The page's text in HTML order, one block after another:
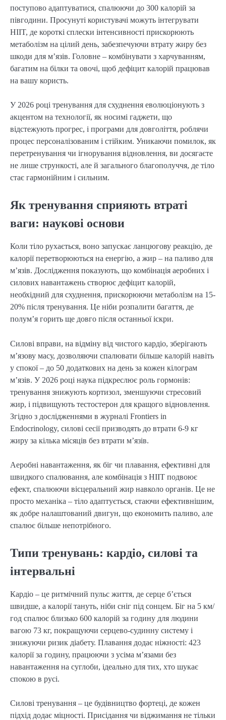
поступово адаптуватися, спалюючи до 300 калорій за
півгодини. Просунуті користувачі можуть інтегрувати
HIIT, де короткі сплески інтенсивності прискорюють
метаболізм на цілий день, забезпечуючи втрату жиру без
шкоди для м’язів. Головне – комбінувати з харчуванням,
багатим на білки та овочі, щоб дефіцит калорій працював
на вашу користь.
У 2026 році тренування для схуднення еволюціонують з
акцентом на технології, як носимі гаджети, що
відстежують прогрес, і програми для довголіття, роблячи
процес персоналізованим і стійким. Уникаючи помилок, як
перетренування чи ігнорування відновлення, ви досягаєте
не лише стрункості, але й загального благополуччя, де тіло
стає гармонійним і сильним.
Як тренування сприяють втраті
ваги: наукові основи
Коли тіло рухається, воно запускає ланцюгову реакцію, де
калорії перетворюються на енергію, а жир – на паливо для
м’язів. Дослідження показують, що комбінація аеробних і
силових навантажень створює дефіцит калорій,
необхідний для схуднення, прискорюючи метаболізм на 15-
20% після тренування. Це ніби розпалити багаття, де
полум’я горить ще довго після останньої іскри.
Силові вправи, на відміну від чистого кардіо, зберігають
м’язову масу, дозволяючи спалювати більше калорій навіть
у спокої – до 50 додаткових на день за кожен кілограм
м’язів. У 2026 році наука підкреслює роль гормонів:
тренування знижують кортизол, зменшуючи стресовий
жир, і підвищують тестостерон для кращого відновлення.
Згідно з дослідженнями в журналі Frontiers in
Endocrinology, силові сесії призводять до втрати 6-9 кг
жиру за кілька місяців без втрати м’язів.
Аеробні навантаження, як біг чи плавання, ефективні для
швидкого спалювання, але комбінація з HIIT подвоює
ефект, спалюючи вісцеральний жир навколо органів. Це не
просто механіка – тіло адаптується, стаючи ефективнішим,
як добре налаштований двигун, що економить паливо, але
спалює більше непотрібного.
Типи тренувань: кардіо, силові та
інтервальні
Кардіо – це ритмічний пульс життя, де серце б’ється
швидше, а калорії тануть, ніби сніг під сонцем. Біг на 5 км/
год спалює близько 600 калорій за годину для людини
вагою 73 кг, покращуючи серцево-судинну систему і
знижуючи ризик діабету. Плавання додає ніжності: 423
калорії за годину, працюючи з усіма м’язами без
навантаження на суглоби, ідеально для тих, хто шукає
спокою в русі.
Силові тренування – це будівництво фортеці, де кожен
підхід додає міцності. Присідання чи віджимання не тільки